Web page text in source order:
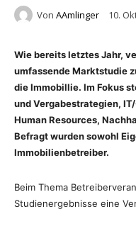
Von AAmlinger 10.
Wie bereits letztes Jahr,
umfassende Marktstudie
die Immobillie. Im Fokus
und Vergabestrategien,
Human Resources,
Befragt wurden sowohl
Immobilienbetreiber.
Beim Thema
Studienergebnisse eine